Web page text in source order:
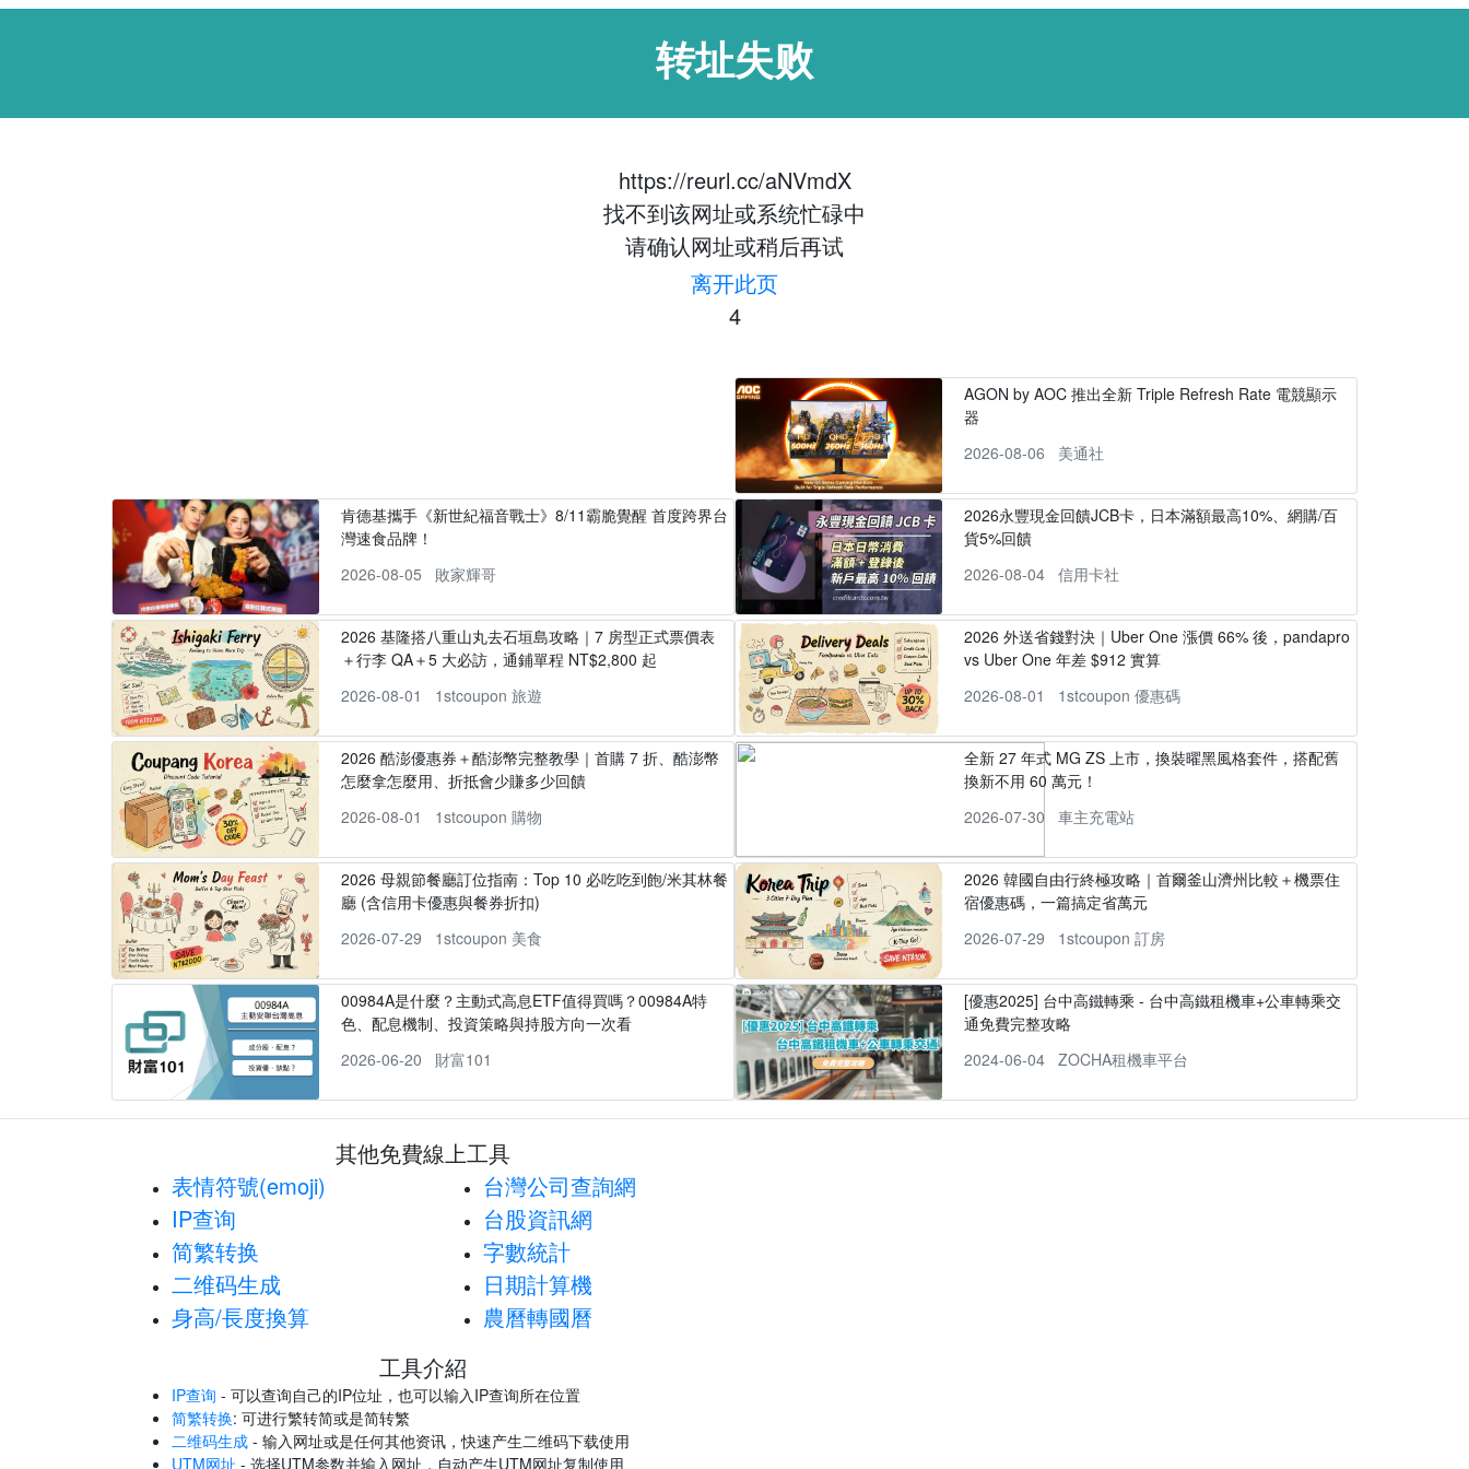
转址失败
https://reurl.cc/aNVmdX
找不到该网址或系统忙碌中
请确认网址或稍后再试
离开此页
4
AGON by AOC 推出全新 Triple Refresh Rate 電競顯示
器
2026-08-06
美通社
肯德基攜手《新世紀福音戰士》8/11霸脆覺醒 首度跨界台
灣速食品牌！
2026-08-05
敗家輝哥
2026永豐現金回饋JCB卡，日本滿額最高10%、網購/百
貨5%回饋
2026-08-04
信用卡社
2026 基隆搭八重山丸去石垣島攻略｜7 房型正式票價表
＋行李 QA＋5 大必訪，通鋪單程 NT$2,800 起
2026-08-01
1stcoupon 旅遊
2026 外送省錢對決｜Uber One 漲價 66% 後，pandapro
vs Uber One 年差 $912 實算
2026-08-01
1stcoupon 優惠碼
2026 酷澎優惠券＋酷澎幣完整教學｜首購 7 折、酷澎幣
怎麼拿怎麼用、折抵會少賺多少回饋
2026-08-01
1stcoupon 購物
全新 27 年式 MG ZS 上市，換裝曜黑風格套件，搭配舊
換新不用 60 萬元！
2026-07-30
車主充電站
2026 母親節餐廳訂位指南：Top 10 必吃吃到飽/米其林餐
廳 (含信用卡優惠與餐券折扣)
2026-07-29
1stcoupon 美食
2026 韓國自由行終極攻略｜首爾釜山濟州比較＋機票住
宿優惠碼，一篇搞定省萬元
2026-07-29
1stcoupon 訂房
00984A是什麼？主動式高息ETF值得買嗎？00984A特
色、配息機制、投資策略與持股方向一次看
2026-06-20
財富101
[優惠2025] 台中高鐵轉乘 - 台中高鐵租機車+公車轉乘交
通免費完整攻略
2024-06-04
ZOCHA租機車平台
其他免費線上工具
表情符號(emoji)
IP查询
简繁转换
二维码生成
身高/長度換算
台灣公司查詢網
台股資訊網
字數統計
日期計算機
農曆轉國曆
工具介紹
IP查询 - 可以查询自己的IP位址，也可以输入IP查询所在位置
简繁转换: 可进行繁转简或是简转繁
二维码生成 - 输入网址或是任何其他资讯，快速产生二维码下载使用
UTM网址 - 选择UTM参数并输入网址，自动产生UTM网址复制使用